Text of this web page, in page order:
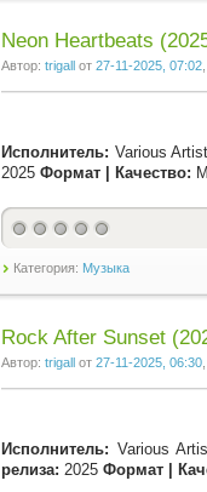
Neon Heartbeats
Автор: trigall от 27-11-2025, 07:02
Исполнитель: Various Artist
2025 Формат | Качество:
Категория: Музыка
Rock After Sunset
Автор: trigall от 27-11-2025, 06:30
Исполнитель: Various
релиза: 2025 Формат |